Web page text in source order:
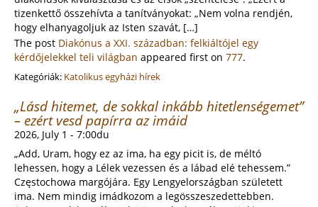
tizenkettő összehívta a tanítványokat: „Nem volna rendjén,
hogy elhanyagoljuk az Isten szavát, […]
The post Diakónus a XXI. században: felkiáltójel egy
kérdőjelekkel teli világban appeared first on 777.
Kategóriák: Katolikus egyházi hírek
„Lásd hitemet, de sokkal inkább hitetlenségemet”
– ezért vesd papírra az imáid
2026, July 1 - 7:00du
„Add, Uram, hogy ez az ima, ha egy picit is, de méltó
lehessen, hogy a Lélek vezessen és a lábad elé tehessem.”
Częstochowa margójára. Egy Lengyelországban született
ima. Nem mindig imádkozom a legösszeszedettebben.